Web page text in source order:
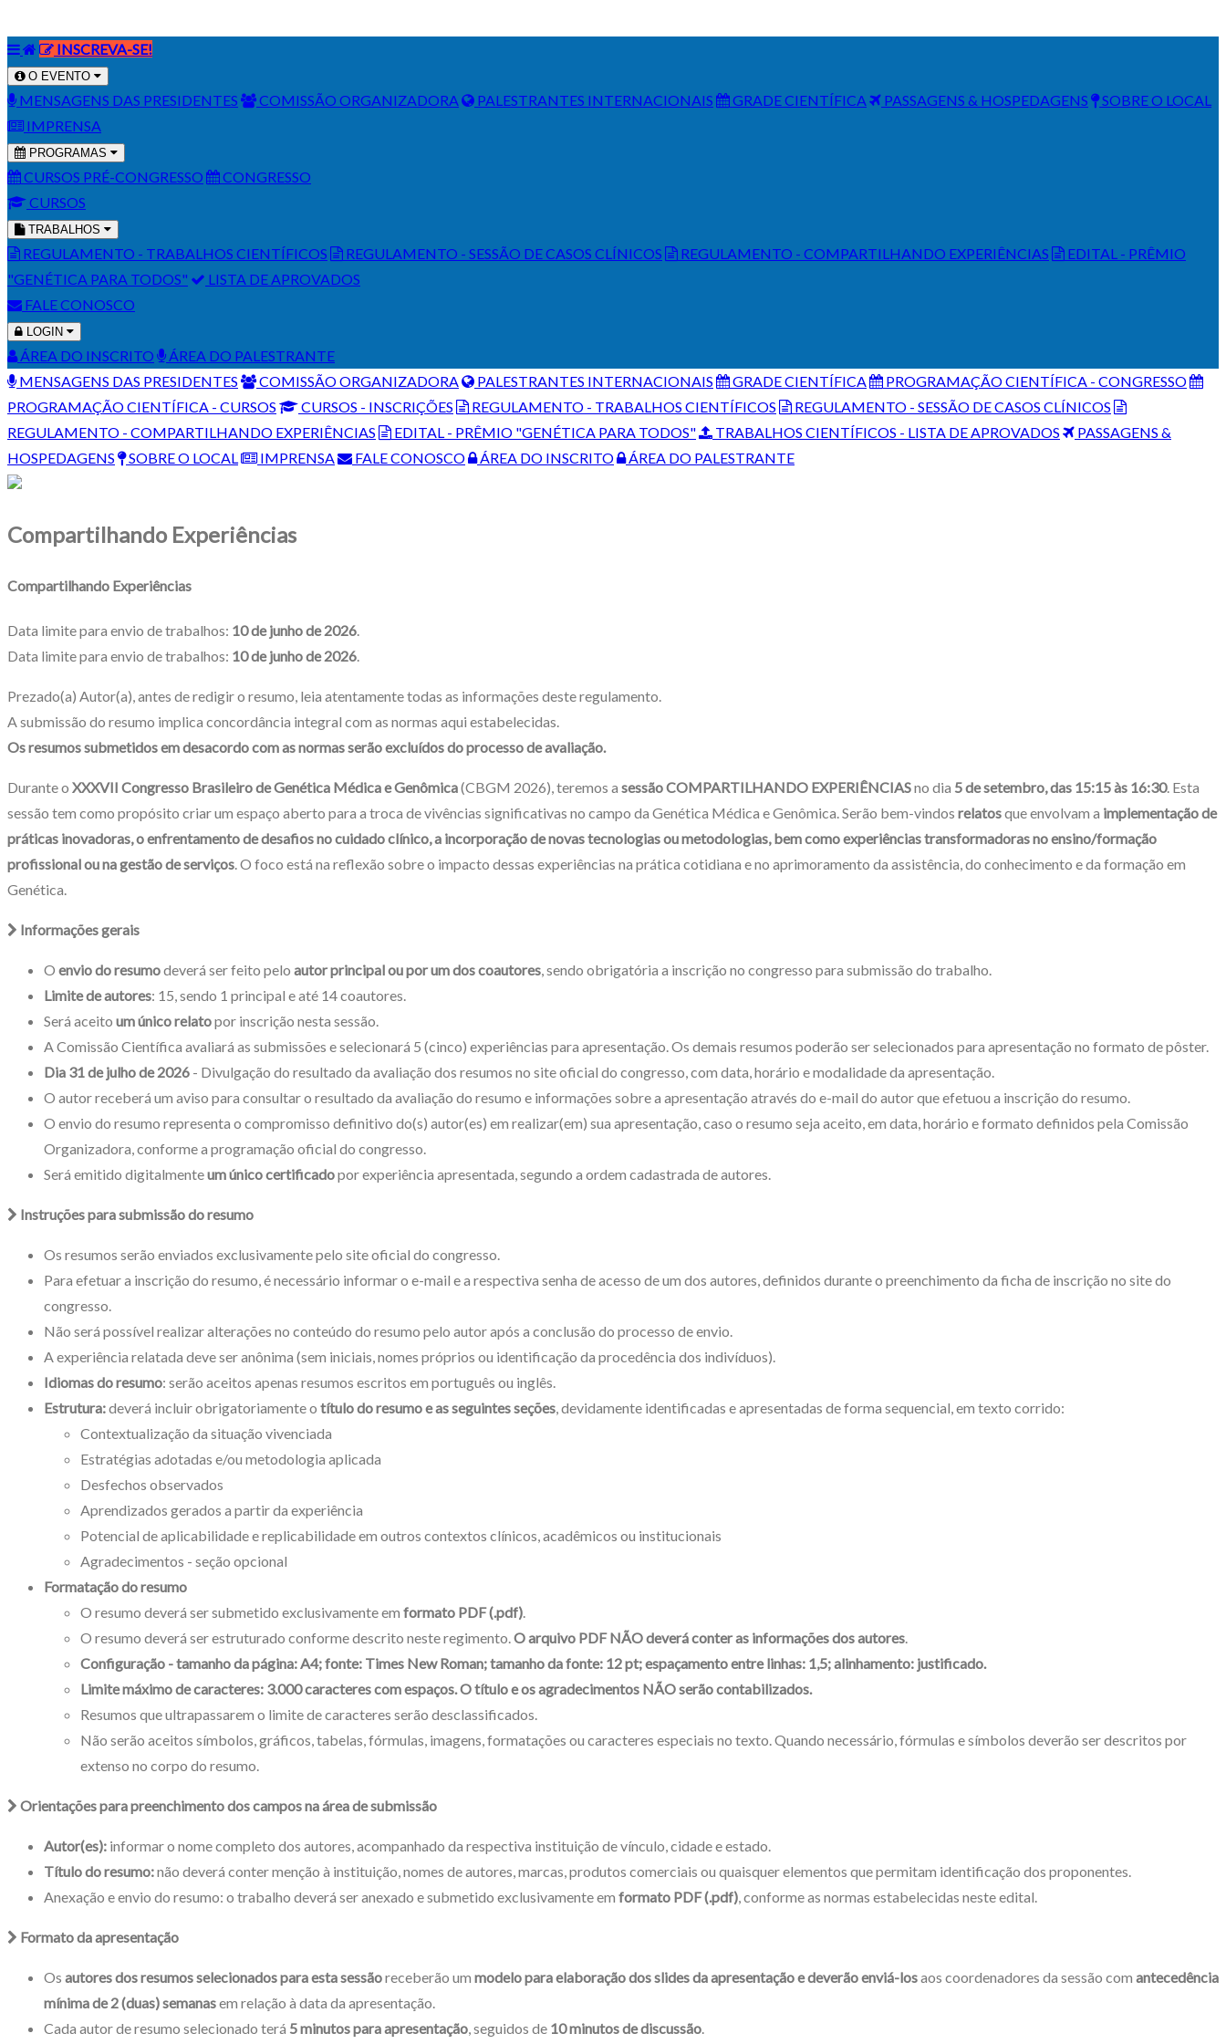
INSCREVA-SE!
O EVENTO
MENSAGENS DAS PRESIDENTES COMISSÃO ORGANIZADORA PALESTRANTES INTERNACIONAIS GRADE CIENTÍFICA PASSAGENS & HOSPEDAGENS
SOBRE O LOCAL
IMPRENSA
PROGRAMAS
CURSOS PRÉ-CONGRESSO
CONGRESSO
CURSOS
TRABALHOS
REGULAMENTO - TRABALHOS CIENTÍFICOS REGULAMENTO - SESSÃO DE CASOS CLÍNICOS REGULAMENTO - COMPARTILHANDO EXPERIÊNCIAS
EDITAL - PRÊMIO
"GENÉTICA PARA TODOS"
LISTA DE APROVADOS
FALE CONOSCO
LOGIN
ÁREA DO INSCRITO
ÁREA DO PALESTRANTE
MENSAGENS DAS PRESIDENTES
COMISSÃO ORGANIZADORA PALESTRANTES INTERNACIONAIS GRADE CIENTÍFICA
PROGRAMAÇÃO CIENTÍFICA - CONGRESSO
PROGRAMAÇÃO CIENTÍFICA - CURSOS
CURSOS - INSCRIÇÕES REGULAMENTO - TRABALHOS CIENTÍFICOS
REGULAMENTO - SESSÃO DE CASOS CLÍNICOS
REGULAMENTO - COMPARTILHANDO EXPERIÊNCIAS
EDITAL - PRÊMIO "GENÉTICA PARA TODOS" TRABALHOS CIENTÍFICOS - LISTA DE APROVADOS
PASSAGENS &
HOSPEDAGENS
SOBRE O LOCAL IMPRENSA FALE CONOSCO ÁREA DO INSCRITO ÁREA DO PALESTRANTE
Compartilhando Experiências
Compartilhando Experiências
Data limite para envio de trabalhos: 10 de junho de 2026.
Data limite para envio de trabalhos: 10 de junho de 2026.
Prezado(a) Autor(a), antes de redigir o resumo, leia atentamente todas as informações deste regulamento.
A submissão do resumo implica concordância integral com as normas aqui estabelecidas.
Os resumos submetidos em desacordo com as normas serão excluídos do processo de avaliação.
Durante o XXXVII Congresso Brasileiro de Genética Médica e Genômica(CBGM 2026), teremos a sessão COMPARTILHANDO EXPERIÊNCIASno dia 5 de setembro, das 15:15 às 16:30. Esta
sessão tem como propósito criar um espaço aberto para a troca de vivências significativas no campo da Genética Médica e Genômica. Serão bem-vindos relatosque envolvam a implementação de
práticas inovadoras, o enfrentamento de desafios no cuidado clínico, a incorporação de novas tecnologias ou metodologias, bem como experiências transformadoras no ensino/formação
profissional ou na gestão de serviços. O foco está na reflexão sobre o impacto dessas experiências na prática cotidiana e no aprimoramento da assistência, do conhecimento e da formação em
Genética.
Informações gerais
O envio do resumodeverá ser feito pelo autor principal ou por um dos coautores, sendo obrigatória a inscrição no congresso para submissão do trabalho.
Limite de autores: 15, sendo 1 principal e até 14 coautores.
Será aceito um único relatopor inscrição nesta sessão.
A Comissão Científica avaliará as submissões e selecionará 5 (cinco) experiências para apresentação. Os demais resumos poderão ser selecionados para apresentação no formato de pôster.
Dia 31 de julho de 2026 - Divulgação do resultado da avaliação dos resumos no site oficial do congresso, com data, horário e modalidade da apresentação.
O autor receberá um aviso para consultar o resultado da avaliação do resumo e informações sobre a apresentação através do e-mail do autor que efetuou a inscrição do resumo.
O envio do resumo representa o compromisso definitivo do(s) autor(es) em realizar(em) sua apresentação, caso o resumo seja aceito, em data, horário e formato definidos pela Comissão
Organizadora, conforme a programação oficial do congresso.
Será emitido digitalmenteum único certificadopor experiência apresentada, segundo a ordem cadastrada de autores.
Instruções para submissão do resumo
Os resumos serão enviados exclusivamente pelo site oficial do congresso.
Para efetuar a inscrição do resumo, é necessário informar o e-mail e a respectiva senha de acesso de um dos autores, definidos durante o preenchimento da ficha de inscrição no site do
congresso.
Não será possível realizar alterações no conteúdo do resumo pelo autor após a conclusão do processo de envio.
A experiência relatada deve ser anônima (sem iniciais, nomes próprios ou identificação da procedência dos indivíduos).
Idiomas do resumo: serão aceitos apenas resumos escritos em português ou inglês.
Estrutura:deverá incluir obrigatoriamente o título do resumo e as seguintes seções, devidamente identificadas e apresentadas de forma sequencial, em texto corrido:
Contextualização da situação vivenciada
Estratégias adotadas e/ou metodologia aplicada
Desfechos observados
Aprendizados gerados a partir da experiência
Potencial de aplicabilidade e replicabilidade em outros contextos clínicos, acadêmicos ou institucionais
Agradecimentos - seção opcional
Formatação do resumo
O resumo deverá ser submetido exclusivamente em formato PDF (.pdf).
O resumo deverá ser estruturado conforme descrito neste regimento.O arquivo PDF NÃO deverá conter as informações dos autores.
Configuração - tamanho da página: A4; fonte: Times New Roman; tamanho da fonte: 12 pt; espaçamento entre linhas: 1,5; alinhamento: justificado.
Limite máximo de caracteres: 3.000 caracteres com espaços. O título e os agradecimentos NÃO serão contabilizados.
Resumos que ultrapassarem o limite de caracteres serão desclassificados.
Não serão aceitos símbolos, gráficos, tabelas, fórmulas, imagens, formatações ou caracteres especiais no texto. Quando necessário, fórmulas e símbolos deverão ser descritos por
extenso no corpo do resumo.
Orientações para preenchimento dos campos na área de submissão
Autor(es): informar o nome completo dos autores, acompanhado da respectiva instituição de vínculo, cidade e estado.
Título do resumo:não deverá conter menção à instituição, nomes de autores, marcas, produtos comerciais ou quaisquer elementos que permitam identificação dos proponentes.
Anexação e envio do resumo: o trabalho deverá ser anexado e submetido exclusivamente em formato PDF (.pdf), conforme as normas estabelecidas neste edital.
Formato da apresentação
Os autores dos resumos selecionados para esta sessãoreceberão um modelo para elaboração dos slides da apresentação e deverão enviá-losaos coordenadores da sessão com antecedência
mínima de 2 (duas) semanasem relação à data da apresentação.
Cada autor de resumo selecionado terá 5 minutos para apresentação, seguidos de 10 minutos de discussão.